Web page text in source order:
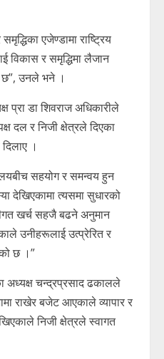
एजेण्डामा राष्ट्रिय
विकास र समृद्धिमा लैजान
छ”, उनले भने ।
प्रा डा शिवराज अधिकारीले
दल र निजी क्षेत्रले दिएका
।
सहयोग र समन्वय हुन
देखिएकामा त्यसमा सुधारको
खर्च सहजै बढने अनुमान
उनीहरूलाई उत्प्रेरित र
छ ।”
अध्यक्ष चन्द्रप्रसाद ढकालले
राखेर बजेट आएकाले व्यापार र
निजी क्षेत्रले स्वागत